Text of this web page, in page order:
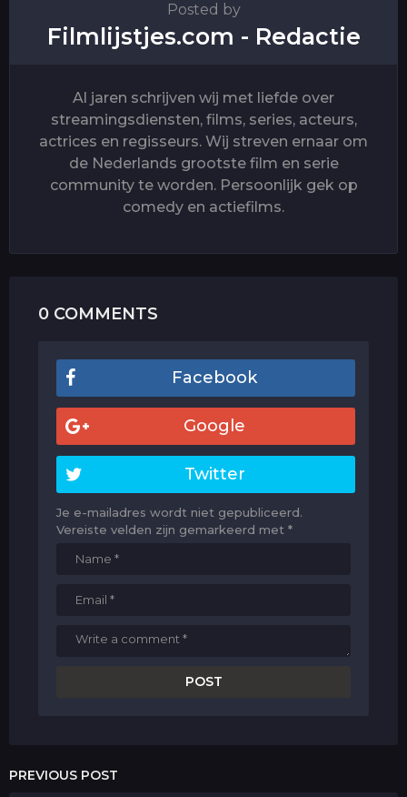
Posted by
Filmlijstjes.com - Redactie
Al jaren schrijven wij met liefde over
streamingsdiensten, films, series, acteurs,
actrices en regisseurs. Wij streven ernaar om
de Nederlands grootste film en serie
community te worden. Persoonlijk gek op
comedy en actiefilms.
0 COMMENTS
Facebook
Google
Twitter
Je e-mailadres wordt niet gepubliceerd.
Vereiste velden zijn gemarkeerd met *
PREVIOUS POST